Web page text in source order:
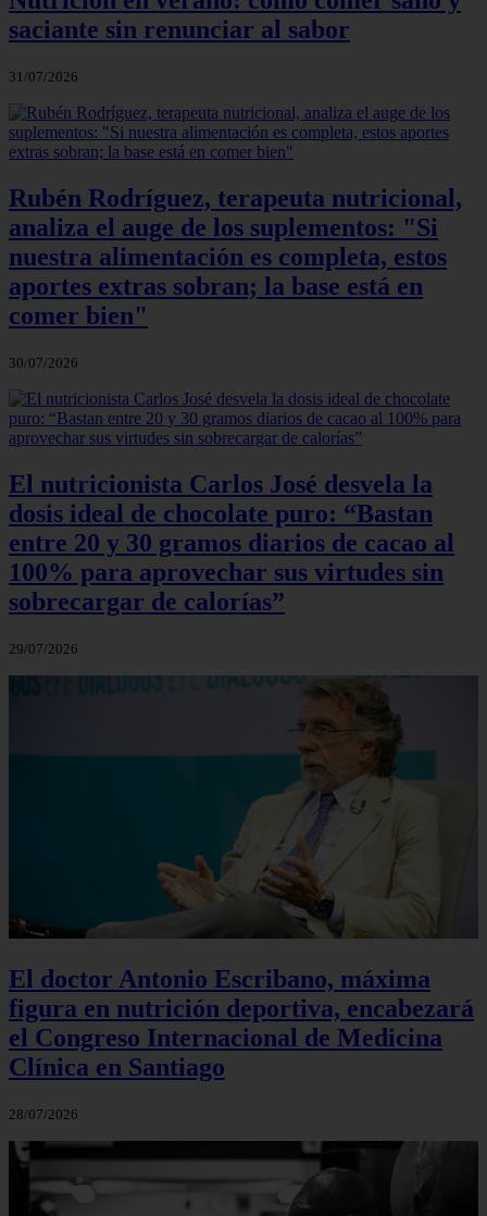
saciante sin renunciar al sabor
31/07/2026
Rubén Rodríguez, terapeuta nutricional,
analiza el auge de los suplementos: "Si
nuestra alimentación es completa, estos
aportes extras sobran; la base está en
comer bien"
30/07/2026
El nutricionista Carlos José desvela la
dosis ideal de chocolate puro: “Bastan
entre 20 y 30 gramos diarios de cacao al
100% para aprovechar sus virtudes sin
sobrecargar de calorías”
29/07/2026
El doctor Antonio Escribano, máxima
figura en nutrición deportiva, encabezará
el Congreso Internacional de Medicina
Clínica en Santiago
28/07/2026